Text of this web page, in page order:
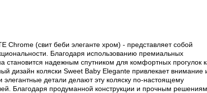
Chrome (свит беби элеганте хром) - представляет собой
Благодаря использованию премиальных
становится надежным спутником для комфортных прогулок
дизайн коляски Sweet Baby Elegante привлекает внимание
детали делают эту коляску по-настоящему
Благодаря продуманной конструкции и прочным решениям,